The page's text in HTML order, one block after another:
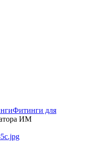
Фитинги для
ИМ